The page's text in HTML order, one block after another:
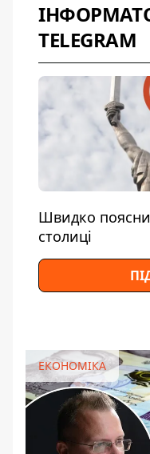
TELEGRAM
Швидко
столиці
ЕКОНОМІКА